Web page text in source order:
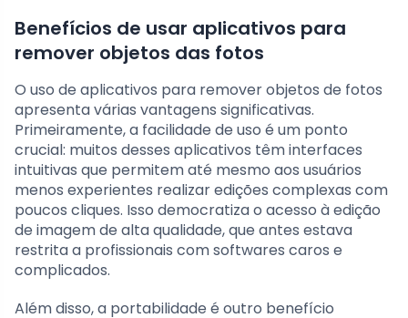
Benefícios de usar aplicativos para
remover objetos das fotos
O uso de aplicativos para remover objetos de fotos
apresenta várias vantagens significativas.
Primeiramente, a facilidade de uso é um ponto
crucial: muitos desses aplicativos têm interfaces
intuitivas que permitem até mesmo aos usuários
menos experientes realizar edições complexas com
poucos cliques. Isso democratiza o acesso à edição
de imagem de alta qualidade, que antes estava
restrita a profissionais com softwares caros e
complicados.
Além disso, a portabilidade é outro benefício